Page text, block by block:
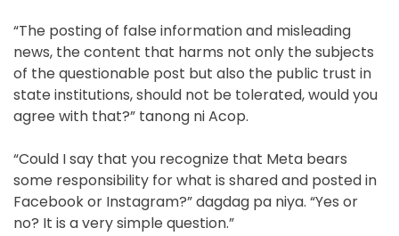
“The posting of false information and misleading
news, the content that harms not only the subjects
of the questionable post but also the public trust in
state institutions, should not be tolerated, would you
agree with that?” tanong ni Acop.
“Could I say that you recognize that Meta bears
some responsibility for what is shared and posted in
Facebook or Instagram?” dagdag pa niya. “Yes or
no? It is a very simple question.”